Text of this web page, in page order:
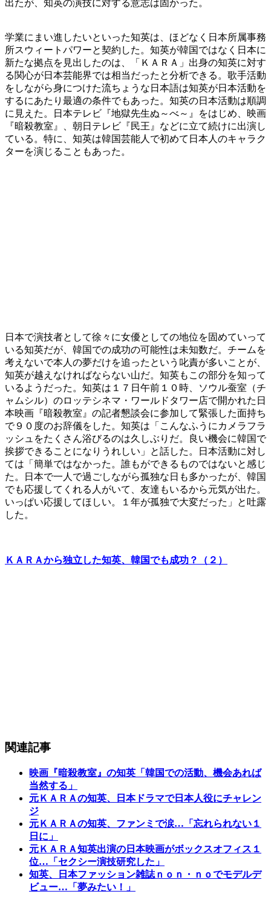
出たが、知英の演技に対する意志は固かった。
学業にまい進したいといった知英は、ほどなく日本所属事務
所スウィートパワーと契約した。知英が韓国ではなく日本に
新たな拠点を見出したのは、「ＫＡＲＡ」出身の知英に対す
る関心が日本芸能界では相当だったと分析できる。歌手活動
をしながら身につけた流ちょうな日本語は知英が日本活動を
するにあたり最適の条件でもあった。知英の日本活動は順調
に見えた。日本テレビ『地獄先生ぬ～べ～』をはじめ、映画
『暗殺教室』、朝日テレビ『民王』などに立て続けに出演し
ている。特に、知英は韓国芸能人で初めて日本人のキャラク
ターを演じることもあった。
日本で演技者として徐々に女優としての地位を固めていって
いる知英だが、韓国での成功の可能性は未知数だ。チームを
考えないで本人の夢だけを追ったという叱責が多いことが、
知英が越えなければならない山だ。知英もこの部分を知って
いるようだった。知英は１７日午前１０時、ソウル蚕室（チ
ャムシル）のロッテシネマ・ワールドタワー店で開かれた日
本映画『暗殺教室』の記者懇談会に参加して緊張した面持ち
で９０度のお辞儀をした。知英は「こんなふうにカメラフラ
ッシュをたくさん浴びるのは久しぶりだ。良い機会に韓国で
挨拶できることになりうれしい」と話した。日本活動に対し
ては「簡単ではなかった。誰もができるものではないと感じ
た。日本で一人で過ごしながら孤独な日も多かったが、韓国
でも応援してくれる人がいて、友達もいるから元気が出た。
いっぱい応援してほしい。１年が孤独で大変だった」と吐露
した。
ＫＡＲＡから独立した知英、韓国でも成功？（２）
関連記事
映画『暗殺教室』の知英「韓国での活動、機会あれば
当然する」
元ＫＡＲＡの知英、日本ドラマで日本人役にチャレン
ジ
元ＫＡＲＡの知英、ファンミで涙…「忘れられない１
日に」
元ＫＡＲＡ知英出演の日本映画がボックスオフィス１
位…「セクシー演技研究した」
知英、日本ファッション雑誌ｎｏｎ・ｎｏでモデルデ
ビュー…「夢みたい！」